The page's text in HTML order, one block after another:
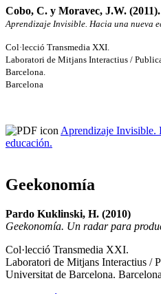
Cobo, C. y Moravec, J.W. (2011).
Aprendizaje Invisible. Hacia una nueva
Col·lecció Transmedia XXI.
Laboratori de Mitjans Interactius /
Barcelona.
Barcelona
Aprendizaje Invisible.
educación.
Geekonomía
Pardo Kuklinski, H. (2010)
Geekonomía. Un radar para
Col·lecció Transmedia XXI.
Laboratori de Mitjans Interactius /
Universitat de Barcelona. Barcelona